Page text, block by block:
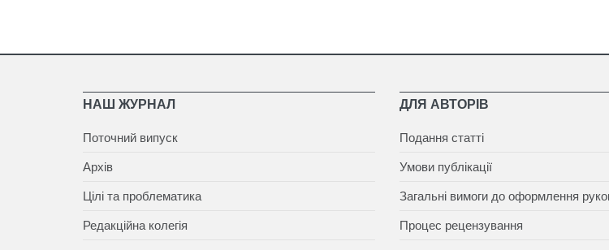
НАШ ЖУРНАЛ
Поточний випуск
Архів
Цілі та проблематика
Редакційна колегія
ДЛЯ АВТОРІВ
Подання статті
Умови публікації
Загальні вимоги до оформлення
Процес рецензування